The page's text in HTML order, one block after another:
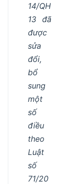
14/QH
13 đã
được
sửa
đổi,
bổ
sung
một
số
điều
theo
Luật
số
71/20